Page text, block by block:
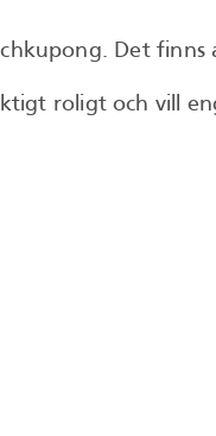
Det
roligt och vill